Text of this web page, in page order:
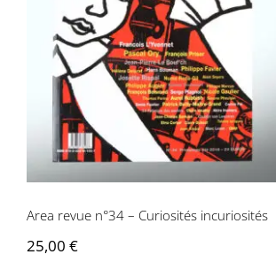
incuriosités
Area revue n°34 – Curiosités incuriosités
25,00 €